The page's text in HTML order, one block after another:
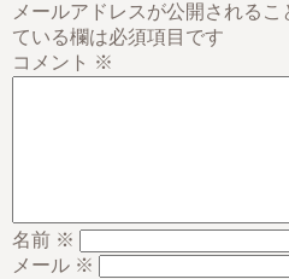
メールアドレスが公開されるこ
ている欄は必須項目です
コメント ※
名前 ※
メール ※